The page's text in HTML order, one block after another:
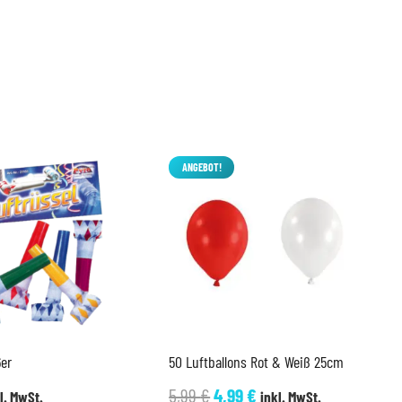
MwSt.
ANGEBOT!
50 Luftballons Rot & Weiß 25cm
5,99€Ursprünglicher
4,99€Aktueller
inkl. MwSt.